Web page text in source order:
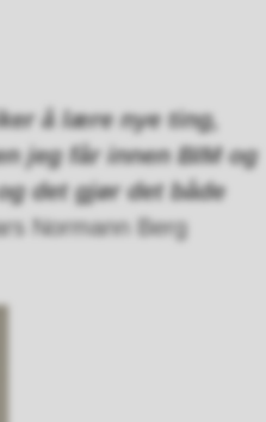
å lære nye ting,
jeg får innen BIM og
det gjør det både
Normann Berg